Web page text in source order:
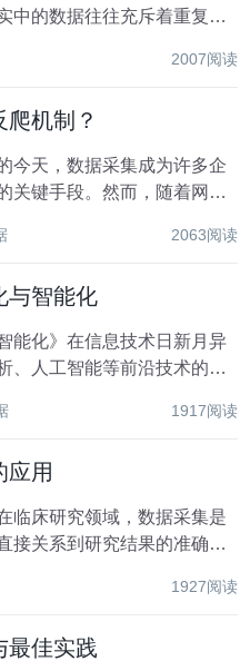
中的数据往往充斥着重复、
可靠性。因此，数据采集后
2007阅读
机制？
今天，数据采集成为许多企
关键手段。然而，随着网络
这些机制通过识别并阻止异
2063阅读
与智能化
能化》在信息技术日新月异
、人工智能等前沿技术的基
阶段，这不仅极大地提升了
1917阅读
应用
临床研究领域，数据采集是
接关系到研究结果的准确性
术也在不断更新迭代，为临
1927阅读
最佳实践